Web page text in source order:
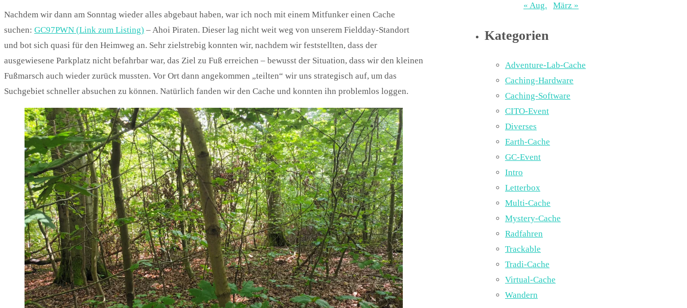
Nachdem wir dann am Sonntag wieder alles abgebaut haben, war ich noch mit einem Mitfunker einen Cache
suchen: GC97PWN (Link zum Listing) – Ahoi Piraten. Dieser lag nicht weit weg von unserem Fieldday-Standort
und bot sich quasi für den Heimweg an. Sehr zielstrebig konnten wir, nachdem wir feststellten, dass der
ausgewiesene Parkplatz nicht befahrbar war, das Ziel zu Fuß erreichen – bewusst der Situation, dass wir den kleinen
Fußmarsch auch wieder zurück mussten. Vor Ort dann angekommen „teilten“ wir uns strategisch auf, um das
Suchgebiet schneller absuchen zu können. Natürlich fanden wir den Cache und konnten ihn problemlos loggen.
« Aug.
März »
Kategorien
Adventure-Lab-Cache
Caching-Hardware
Caching-Software
CITO-Event
Diverses
Earth-Cache
GC-Event
Intro
Letterbox
Multi-Cache
Mystery-Cache
Radfahren
Trackable
Tradi-Cache
Virtual-Cache
Wandern